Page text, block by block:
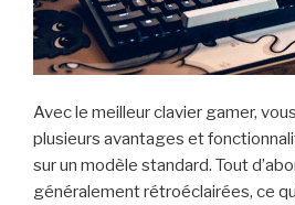
Avec le meilleur clavier gamer,
plusieurs avantages et
sur un modèle standard. Tout
généralement rétroéclairées, ce